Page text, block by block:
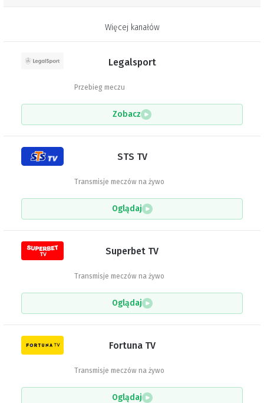
Więcej kanałów
Legalsport
Przebieg meczu
Zobacz
STS TV
Transmisje meczów na żywo
Oglądaj
Superbet TV
Transmisje meczów na żywo
Oglądaj
Fortuna TV
Transmisje meczów na żywo
Oglądaj